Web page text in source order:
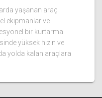
yaşanan araç
ekipmanlar ve
bir kurtarma
yüksek hızın ve
yolda kalan araçlara